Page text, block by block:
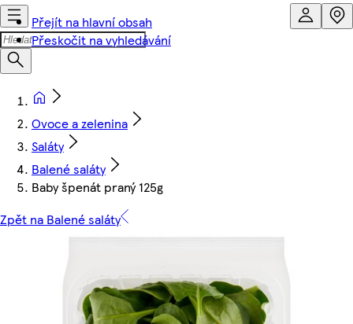
Přejít na hlavní obsah
Přeskočit na vyhledávání
Ovoce a zelenina
Saláty
Balené saláty
Baby špenát praný 125g
Zpět na Balené saláty